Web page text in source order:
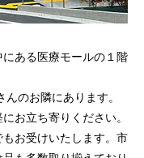
ある医療モールの１階
のお隣にあります。
お立ち寄りください。
お受けいたします。市